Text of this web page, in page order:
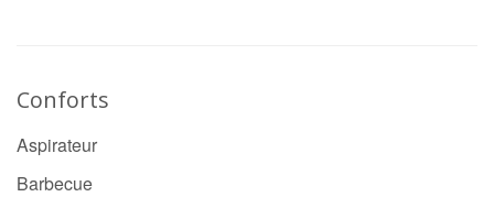
Conforts
Aspirateur
Barbecue